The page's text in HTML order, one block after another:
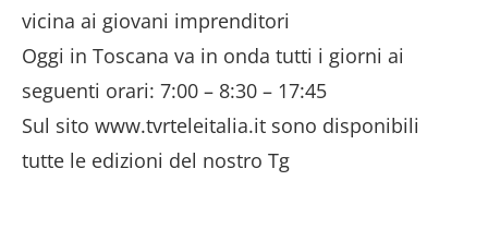
vicina ai giovani imprenditori
Oggi in Toscana va in onda tutti i giorni ai
seguenti orari: 7:00 – 8:30 – 17:45
Sul sito www.tvrteleitalia.it sono disponibili
tutte le edizioni del nostro Tg